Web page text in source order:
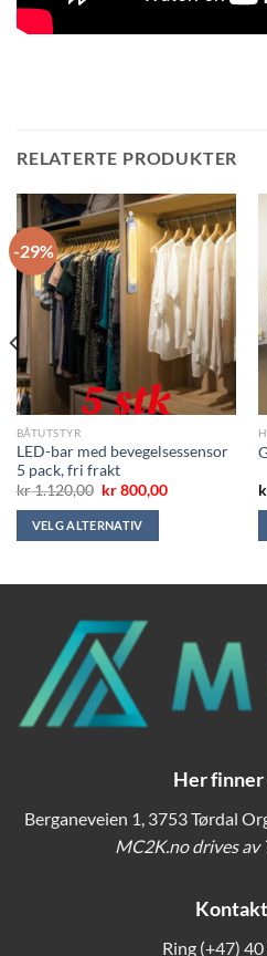
RELATERTE PRODUKTER
-29%
BÅTUTSTYR
LED-bar med bevegelsessensor
5 pack, fri frakt
kr1.120,00 Opprinnelig
var:
kr 1.120,00.
kr800,00Nåværende
VELG ALTERNATIV
varianter.
Alternativene
kan
velges
Her finner
Berganeveien 1, 3753 Tørdal
MC2K.no drives av
Ring (+47)